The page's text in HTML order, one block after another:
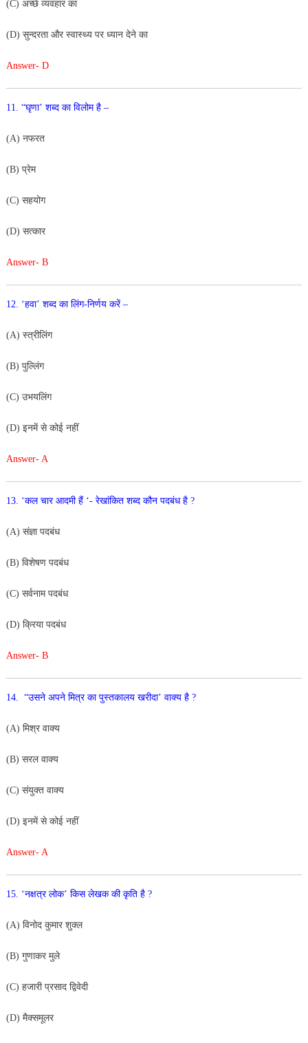
(C) अच्छे व्यवहार का
(D) सुन्दरता और स्वास्थ्य पर ध्यान देने का
Answer- D
11. “घृणा’ शब्द का विलोम है –
(A) नफरत
(B) प्रेम
(C) सहयोग
(D) सत्कार
Answer- B
12. ‘हवा’ शब्द का लिंग-निर्णय करें –
(A) स्त्रीलिंग
(B) पुल्लिंग
(C) उभयलिंग
(D) इनमें से कोई नहीं
Answer- A
13. ‘कल चार आदमी हैं ‘- रेखांकित शब्द कौन पदबंध है ?
(A) संज्ञा पदबंध
(B) विशेषण पदबंध
(C) सर्वनाम पदबंध
(D) क्रिया पदबंध
Answer- B
14. “उसने अपने मित्र का पुस्तकालय खरीदा’ वाक्य है ?
(A) मिश्र वाक्य
(B) सरल वाक्य
(C) संयुक्त वाक्य
(D) इनमें से कोई नहीं
Answer- A
15. ‘नक्षत्र लोक’ किस लेखक की कृति है ?
(A) विनोद कुमार शुक्ल
(B) गुणाकर मुले
(C) हजारी प्रसाद द्विवेदी
(D) मैक्समूलर